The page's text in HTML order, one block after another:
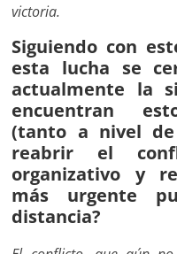
victoria.
Siguiendo con
esta lucha se
actualmente la
encuentran
(tanto a nivel
reabrir el
organizativo y
más urgente
distancia?